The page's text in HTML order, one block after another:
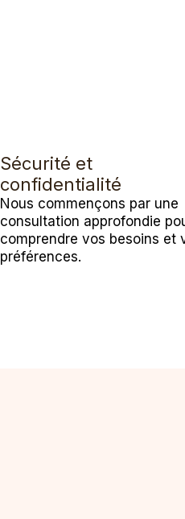
Sécurité et
confidentialité
Nous commençons par une
consultation approfondie
comprendre vos besoins et
préférences.